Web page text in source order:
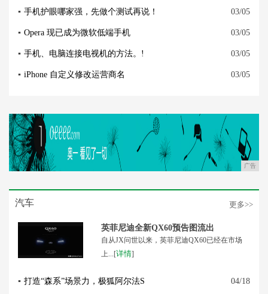
▪ 手机护眼哪家强，先做个测试再说！ 03/05
▪ Opera 现已成为微软低端手机 03/05
▪ 手机、电脑连接电视机的方法。! 03/05
▪ iPhone 自定义修改运营商名 03/05
广告
汽车 更多>>
英菲尼迪全新QX60预告图流出
自从JX问世以来，英菲尼迪QX60已经在市场
上...[详情]
▪ 打造“森系”场景力，极狐阿尔法S 04/18